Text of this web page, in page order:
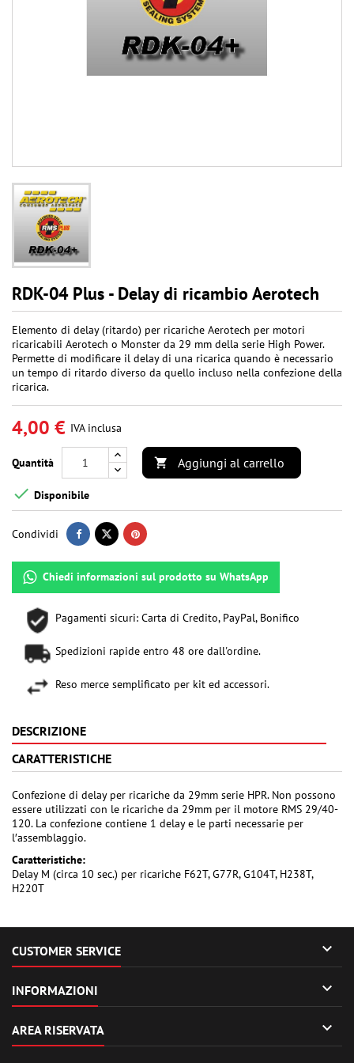
RDK-04 Plus - Delay di ricambio Aerotech
Elemento di delay (ritardo) per ricariche Aerotech per motori
ricaricabili Aerotech o Monster da 29 mm della serie High Power.
Permette di modificare il delay di una ricarica quando è necessario
un tempo di ritardo diverso da quello incluso nella confezione della
ricarica.
4,00 € IVA inclusa
Quantità  Aggiungi al carrello
 Disponibile
Condividi
Chiedi informazioni sul prodotto su WhatsApp
Pagamenti sicuri: Carta di Credito, PayPal, Bonifico
Spedizioni rapide entro 48 ore dall'ordine.
Reso merce semplificato per kit ed accessori.
DESCRIZIONE
CARATTERISTICHE
Confezione di delay per ricariche da 29mm serie HPR. Non possono
essere utilizzati con le ricariche da 29mm per il motore RMS 29/40-
120. La confezione contiene 1 delay e le parti necessarie per
l′assemblaggio.
Caratteristiche:
Delay M (circa 10 sec.) per ricariche F62T, G77R, G104T, H238T,
H220T
CUSTOMER SERVICE 
INFORMAZIONI 
AREA RISERVATA 